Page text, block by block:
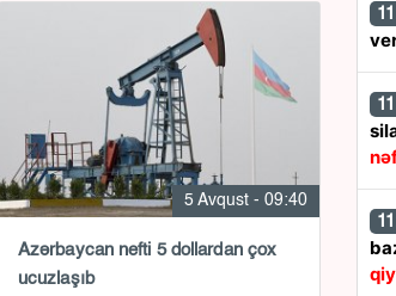
5 Avqust - 09:40
Azərbaycan nefti 5 dollardan çox
ucuzlaşıb